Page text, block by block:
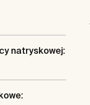
natryskowej: